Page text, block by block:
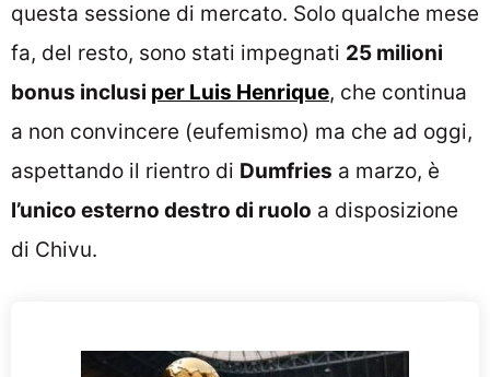
questa sessione di mercato. Solo qualche mese
fa, del resto, sono stati impegnati 25 milioni
bonus inclusi per Luis Henrique, che continua
a non convincere (eufemismo) ma che ad oggi,
aspettando il rientro di Dumfries a marzo, è
l’unico esterno destro di ruolo a disposizione
di Chivu.